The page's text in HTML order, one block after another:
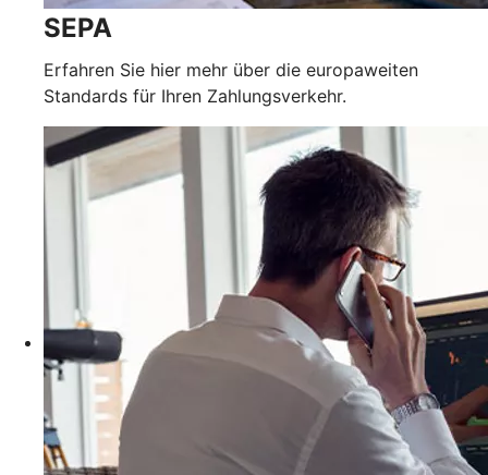
SEPA
Erfahren Sie hier mehr über die europaweiten
Standards für Ihren Zahlungsverkehr.